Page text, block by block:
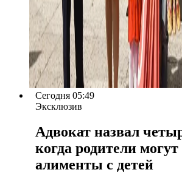
Сегодня 05:49
Эксклюзив
Адвокат назвал
когда родители
алименты с детей